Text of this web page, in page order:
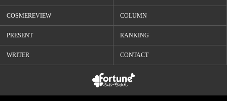
COSMEREVIEW COLUMN
PRESENT RANKING
WRITER CONTACT